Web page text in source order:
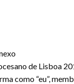
de Lisboa
como “eu”,